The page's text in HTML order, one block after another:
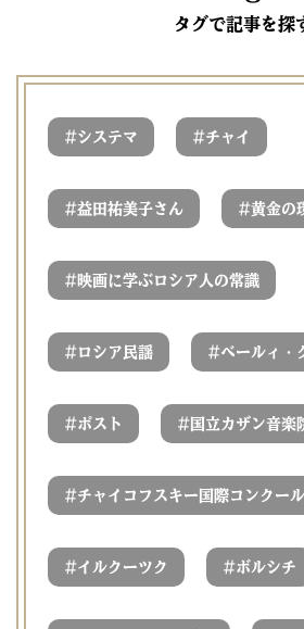
タグで記事を探
#システマ #チャイ
#益田祐美子さん #黄金の
# 映画に学ぶロシア人の常識
# ロシア民謡 #ベールィ・
#ポスト # 国立カザン音楽
#チャイコフスキー国際コンクール
#イルクーツク #ボルシチ